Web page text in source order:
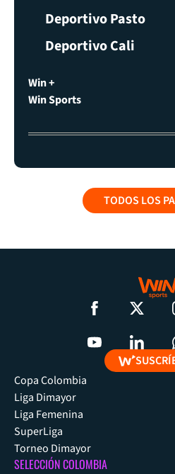
Deportivo Pasto
Deportivo Cali
Win +
Win Sports
TODOS LOS
Copa Colombia
Liga Dimayor
Liga Femenina
SuperLiga
Torneo Dimayor
SELECCIÓN COLOMBIA